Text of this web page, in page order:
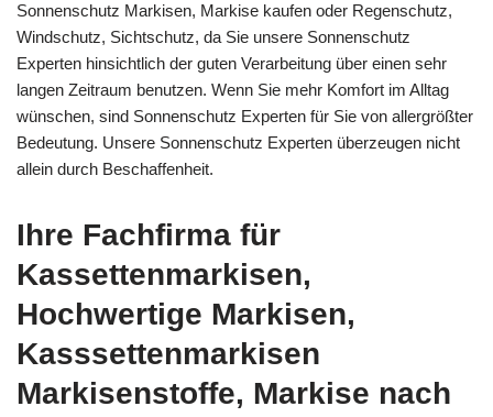
Sonnenschutz Markisen, Markise kaufen oder Regenschutz,
Windschutz, Sichtschutz, da Sie unsere Sonnenschutz
Experten hinsichtlich der guten Verarbeitung über einen sehr
langen Zeitraum benutzen. Wenn Sie mehr Komfort im Alltag
wünschen, sind Sonnenschutz Experten für Sie von allergrößter
Bedeutung. Unsere Sonnenschutz Experten überzeugen nicht
allein durch Beschaffenheit.
Ihre Fachfirma für
Kassettenmarkisen,
Hochwertige Markisen,
Kasssettenmarkisen
Markisenstoffe, Markise nach